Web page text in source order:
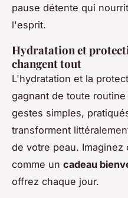
pause détente qui
l'esprit.
Hydratation et
changent tout
L'hydratation et la
gagnant de toute
gestes simples,
transforment
de votre peau. Imaginez
comme un cadeau
offrez chaque jour.